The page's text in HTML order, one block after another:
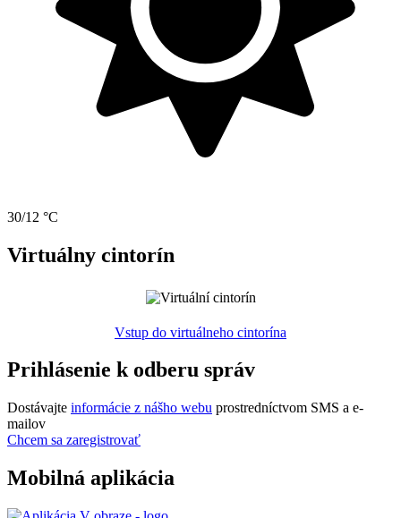
30/12 °C
Virtuálny cintorín
Vstup do virtuálneho cintorína
Prihlásenie k odberu správ
Dostávajte informácie z nášho webu prostredníctvom SMS a e-
mailov
Chcem sa zaregistrovať
Mobilná aplikácia